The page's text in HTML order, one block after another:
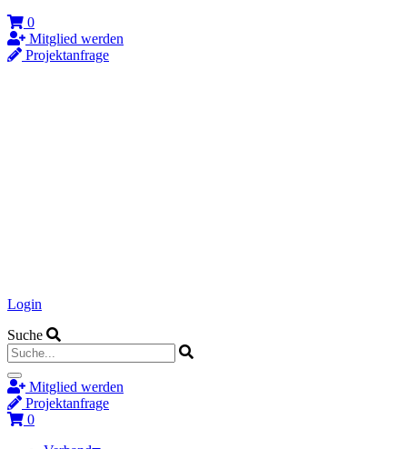
0
Mitglied werden
Projektanfrage
Login
Suche
Mitglied werden
Projektanfrage
0